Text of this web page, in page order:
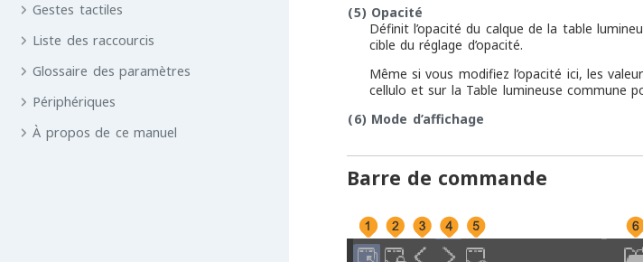
Gestes tactiles
Liste des raccourcis
Glossaire des paramètres
Périphériques
À propos de ce manuel
(5) Opacité
Définit l’opacité du calque de la table
cible du réglage d’opacité.
Même si vous modifiez l’opacité ici, les
cellulo et sur la Table lumineuse commune
(6) Mode d’affichage
Barre de commande